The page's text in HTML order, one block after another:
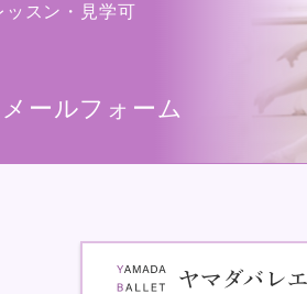
ッスン・見学可
メールフォーム